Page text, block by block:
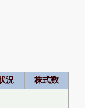
況 株式数